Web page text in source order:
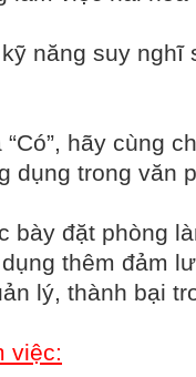
năng suy nghĩ
hãy cùng
dụng trong văn
bày đặt phòng
thêm đảm
lý, thành bại
việc: